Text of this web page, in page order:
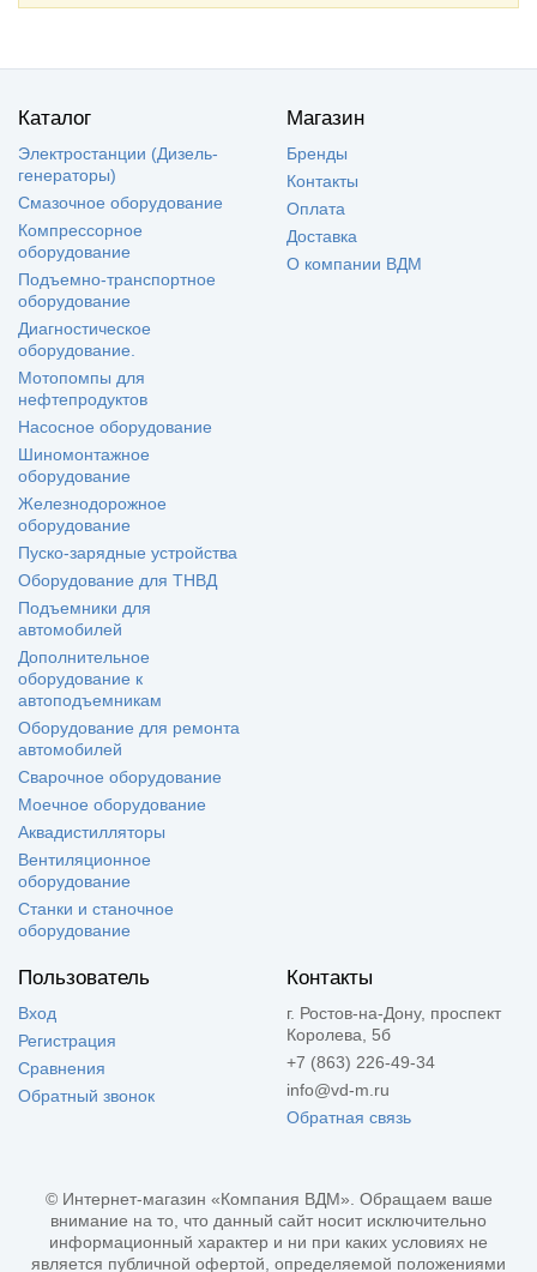
Каталог
Электростанции (Дизель-
генераторы)
Смазочное оборудование
Компрессорное
оборудование
Подъемно-транспортное
оборудование
Диагностическое
оборудование.
Мотопомпы для
нефтепродуктов
Насосное оборудование
Шиномонтажное
оборудование
Железнодорожное
оборудование
Пуско-зарядные устройства
Оборудование для ТНВД
Подъемники для
автомобилей
Дополнительное
оборудование к
автоподъемникам
Оборудование для ремонта
автомобилей
Сварочное оборудование
Моечное оборудование
Аквадистилляторы
Вентиляционное
оборудование
Станки и станочное
оборудование
Магазин
Бренды
Контакты
Оплата
Доставка
О компании ВДМ
Пользователь
Вход
Регистрация
Сравнения
Обратный звонок
Контакты
г. Ростов-на-Дону, проспект
Королева, 5б
+7 (863) 226-49-34
info@vd-m.ru
Обратная связь
© Интернет-магазин «Компания ВДМ». Обращаем ваше
внимание на то, что данный сайт носит исключительно
информационный характер и ни при каких условиях не
является публичной офертой, определяемой положениями